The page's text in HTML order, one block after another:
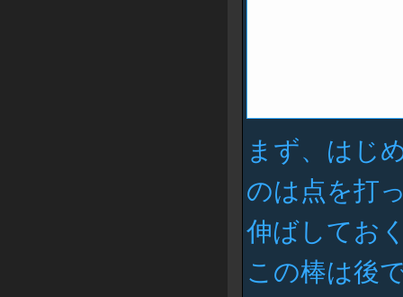
まず、はじ
のは点を打
伸ばしてお
この棒は後